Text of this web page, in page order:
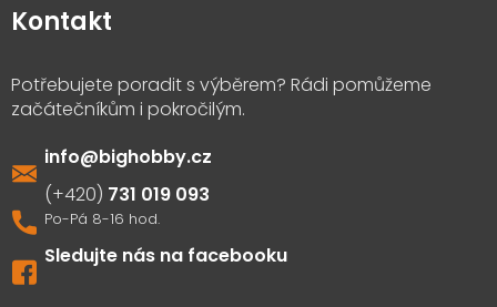
Kontakt
info@bighobby.cz
731 019 093
Sledujte nás na facebooku